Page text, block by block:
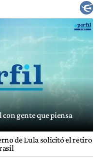
gente que piensa
de Lula solicitó el retiro